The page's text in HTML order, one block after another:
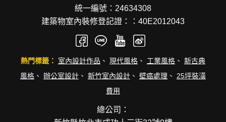
統一編號：24634308
建築物室內裝修登記證：：40E2012043
熱門標籤： 室內設計作品 、 現代風格 、 工業風格 、 新古典
風格 、 辦公室設計 、 新竹室內設計 、 壁癌處理 、 25坪裝潢
費用
總公司：